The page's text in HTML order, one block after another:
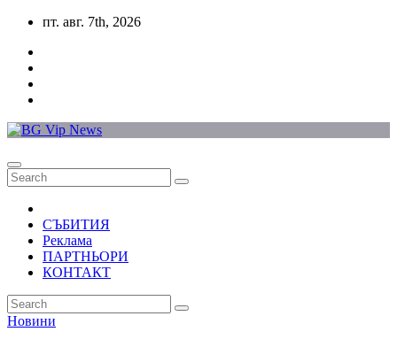
Skip
content
пт. авг. 7th, 2026
СЪБИТИЯ
Реклама
ПАРТНЬОРИ
КОНТАКТ
Новини